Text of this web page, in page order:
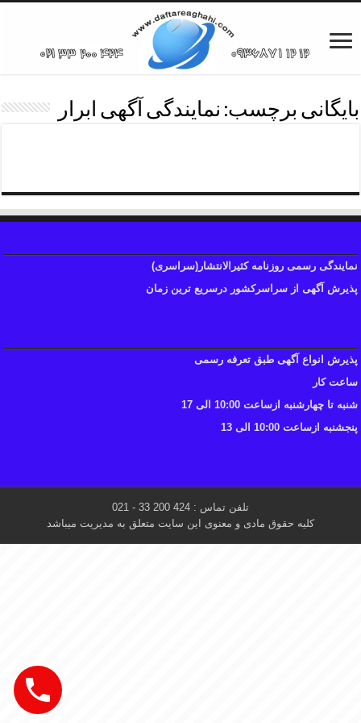
بایگانی برچسب: نمایندگی آگهی ابرار
نمایندگی رسمی روزنامه کثیرالانتشار(سراسری)
پذیرش آگهی از سراسرکشور درسریع ترین زمان
پذیرش انواع آگهی طبق تعرفه رسمی
ساعت کار
شنبه تا چهارشنبه ازساعت 10:00 الی 17
پنجشنبه ازساعت 10:00 الی 13
تلفن تماس : 424 200 33 - 021
کلیه حقوق مادی و معنوی این سایت متعلق به مدیریت میباشد